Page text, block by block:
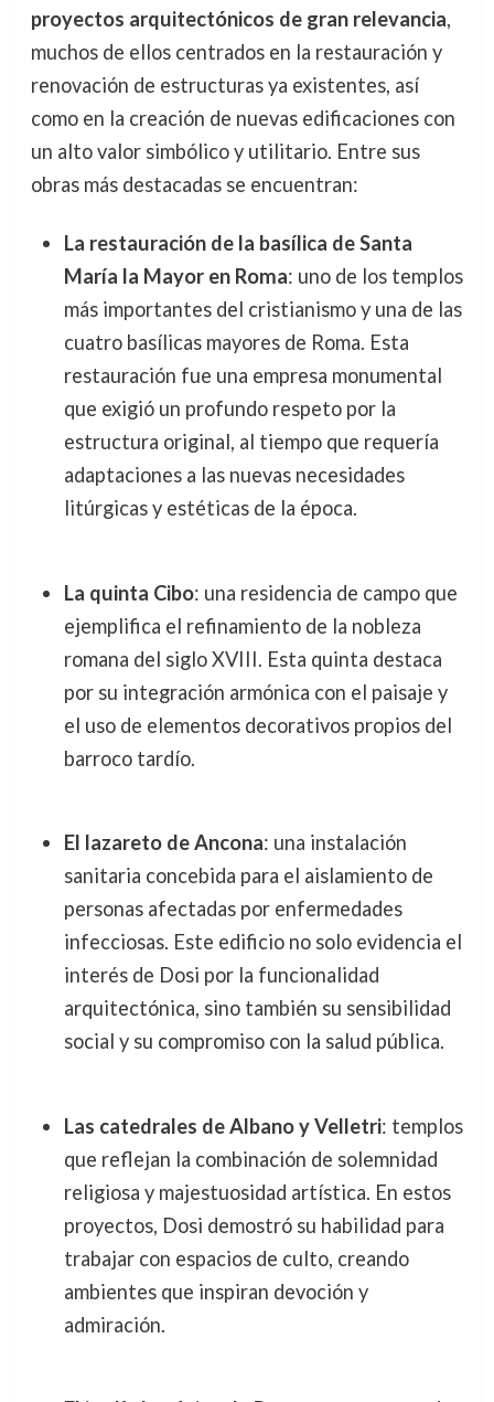
proyectos arquitectónicos de gran relevancia,
muchos de ellos centrados en la restauración y
renovación de estructuras ya existentes, así
como en la creación de nuevas edificaciones con
un alto valor simbólico y utilitario. Entre sus
obras más destacadas se encuentran:
La restauración de la basílica de Santa
María la Mayor en Roma: uno de los templos
más importantes del cristianismo y una de las
cuatro basílicas mayores de Roma. Esta
restauración fue una empresa monumental
que exigió un profundo respeto por la
estructura original, al tiempo que requería
adaptaciones a las nuevas necesidades
litúrgicas y estéticas de la época.
La quinta Cibo: una residencia de campo que
ejemplifica el refinamiento de la nobleza
romana del siglo XVIII. Esta quinta destaca
por su integración armónica con el paisaje y
el uso de elementos decorativos propios del
barroco tardío.
El lazareto de Ancona: una instalación
sanitaria concebida para el aislamiento de
personas afectadas por enfermedades
infecciosas. Este edificio no solo evidencia el
interés de Dosi por la funcionalidad
arquitectónica, sino también su sensibilidad
social y su compromiso con la salud pública.
Las catedrales de Albano y Velletri: templos
que reflejan la combinación de solemnidad
religiosa y majestuosidad artística. En estos
proyectos, Dosi demostró su habilidad para
trabajar con espacios de culto, creando
ambientes que inspiran devoción y
admiración.